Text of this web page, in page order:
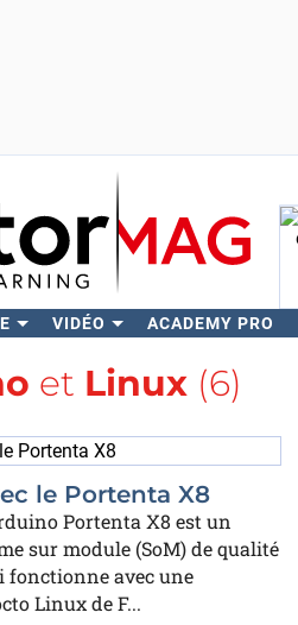
VIDÉO ACADEMY PRO
et Linux (6)
le Portenta X8
Portenta X8 est un
sur module (SoM) de qualité
avec une
Linux de F...